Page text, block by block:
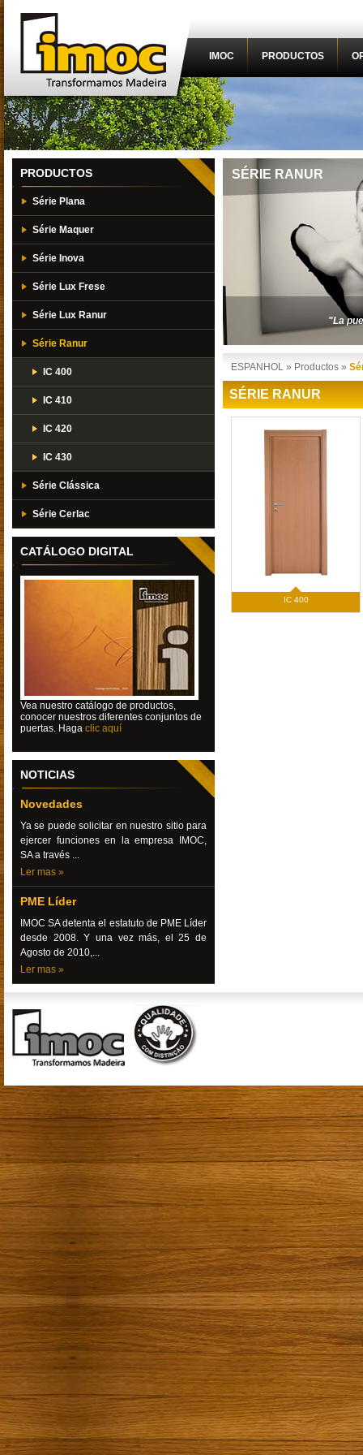
IMOC PRODUCTOS
PRODUCTOS
Série Plana
Série Maquer
Série Inova
Série Lux Frese
Série Lux Ranur
Série Ranur
IC 400
IC 410
IC 420
IC 430
Série Clássica
Série Cerlac
CATÁLOGO DIGITAL
Vea nuestro catálogo de productos,
conocer nuestros diferentes conjuntos de
puertas. Haga clic aquí
NOTICIAS
Novedades
Ya se puede solicitar en nuestro sitio para
ejercer funciones en la empresa IMOC,
SA a través ...
Ler mas »
PME Líder
IMOC SA detenta el estatuto de PME Líder
desde 2008. Y una vez más, el 25 de
Agosto de 2010,...
Ler mas »
SÉRIE RANUR
"La
ESPANHOL » Productos »
SÉRIE RANUR
IC 400